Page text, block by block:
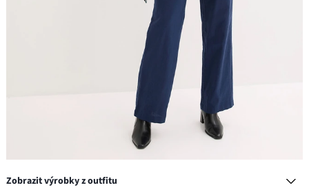
Zobrazit výrobky z outfitu